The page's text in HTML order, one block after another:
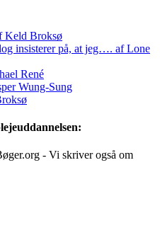
Keld Broksø
insisterer på, at jeg…. af Lone
René
Wung-Sung
- Vi skriver også om